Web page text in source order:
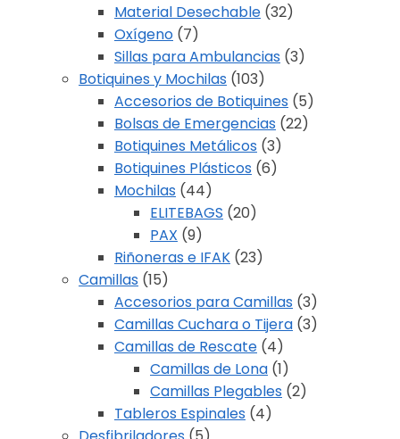
Material Desechable (32)
Oxígeno (7)
Sillas para Ambulancias (3)
Botiquines y Mochilas (103)
Accesorios de Botiquines (5)
Bolsas de Emergencias (22)
Botiquines Metálicos (3)
Botiquines Plásticos (6)
Mochilas (44)
ELITEBAGS (20)
PAX (9)
Riñoneras e IFAK (23)
Camillas (15)
Accesorios para Camillas (3)
Camillas Cuchara o Tijera (3)
Camillas de Rescate (4)
Camillas de Lona (1)
Camillas Plegables (2)
Tableros Espinales (4)